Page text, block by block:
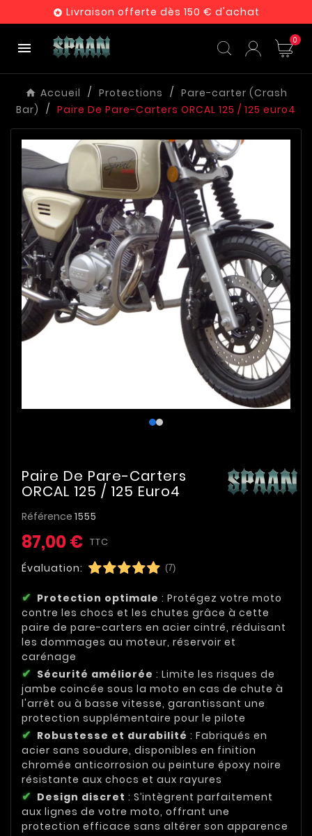
 Livraison offerte dès 150 € d'achat
 0
Accueil Protections
Pare-carter (Crash
Bar)
Paire De Pare-Carters ORCAL 125 / 125 euro4
‹ ›
Paire De Pare-Carters
ORCAL 125 / 125 Euro4
Référence 1555
87,00 € TTC
Évaluation: (7)
Protection optimale : Protégez votre moto
contre les chocs et les chutes grâce à cette
paire de pare-carters en acier cintré, réduisant
les dommages au moteur, réservoir et
carénage
Sécurité améliorée : Limite les risques de
jambe coincée sous la moto en cas de chute à
l'arrêt ou à basse vitesse, garantissant une
protection supplémentaire pour le pilote
Robustesse et durabilité : Fabriqués en
acier sans soudure, disponibles en finition
chromée anticorrosion ou peinture époxy noire
résistante aux chocs et aux rayures
Design discret : S’intègrent parfaitement
aux lignes de votre moto, offrant une
protection efficace sans altérer son apparence